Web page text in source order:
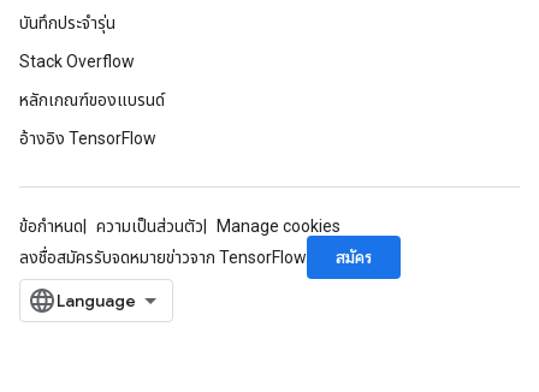
บันทึกประจำรุ่น
Stack Overflow
หลักเกณฑ์ของแบรนด์
อ้างอิง TensorFlow
ข้อกำหนด ความเป็นส่วนตัว
Manage cookies
ลงชื่อสมัครรับจดหมายข่าวจาก TensorFlow
สมัคร